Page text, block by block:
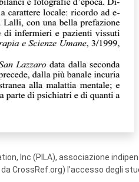
Inc (PILA), associazione
CrossRef.org) l’accesso degli